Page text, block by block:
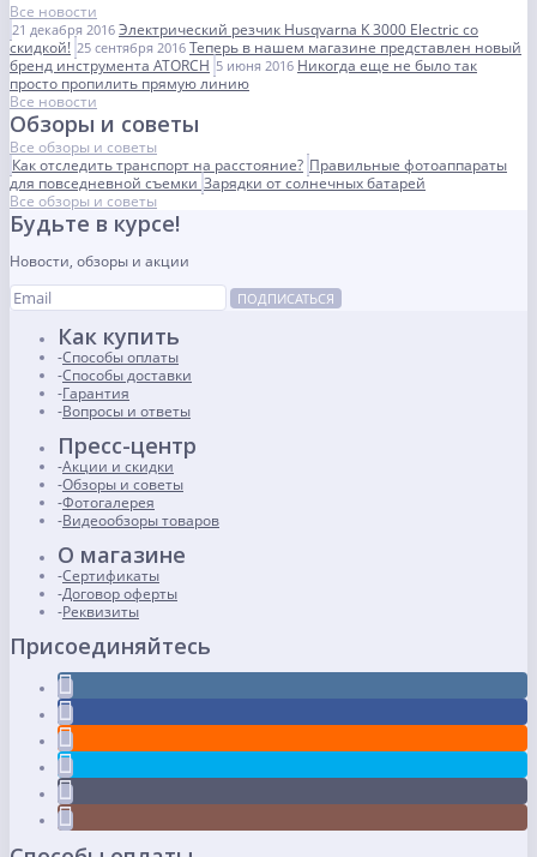
Все новости
21 декабря 2016 Электрический резчик Husqvarna K 3000 Electric со
скидкой! 25 сентября 2016 Теперь в нашем магазине представлен новый
бренд инструмента ATORCH 5 июня 2016 Никогда еще не было так
просто пропилить прямую линию
Все новости
Обзоры и советы
Все обзоры и советы
Как отследить транспорт на расстояние? Правильные фотоаппараты
для повседневной съемки Зарядки от солнечных батарей
Все обзоры и советы
Будьте в курсе!
Новости, обзоры и акции
ПОДПИСАТЬСЯ
Как купить
Способы оплаты
Способы доставки
Гарантия
Вопросы и ответы
Пресс-центр
Акции и скидки
Обзоры и советы
Фотогалерея
Видеообзоры товаров
О магазине
Сертификаты
Договор оферты
Реквизиты
Присоединяйтесь